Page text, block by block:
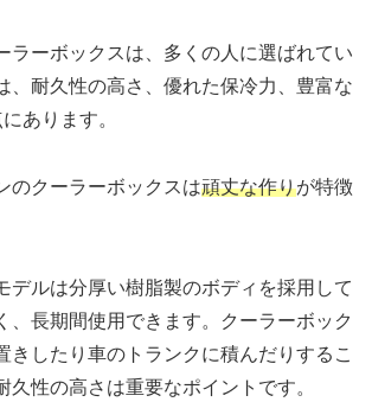
ラーボックスは、多くの人に選ばれてい
、耐久性の高さ、優れた保冷力、豊富な
あります。
のクーラーボックスは頑丈な作りが特徴
デルは分厚い樹脂製のボディを採用して
、長期間使用できます。クーラーボック
きしたり車のトランクに積んだりするこ
久性の高さは重要なポイントです。